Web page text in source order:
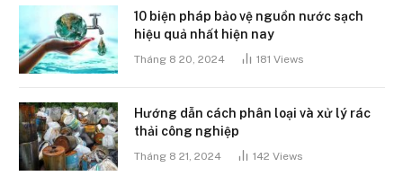
10 biện pháp bảo vệ nguồn nước sạch
hiệu quả nhất hiện nay
Tháng 8 20, 2024 181 Views
Hướng dẫn cách phân loại và xử lý rác
thải công nghiệp
Tháng 8 21, 2024 142 Views